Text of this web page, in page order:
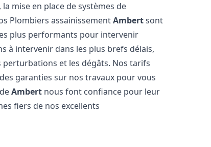
mise en place de systèmes de
Plombiers assainissementAmbertsont
plus performants pour intervenir
à intervenir dans les plus brefs délais,
et les dégâts. Nos tarifs
garanties sur nos travaux pour vous
Ambert nous font confiance pour leur
fiers de nos excellents